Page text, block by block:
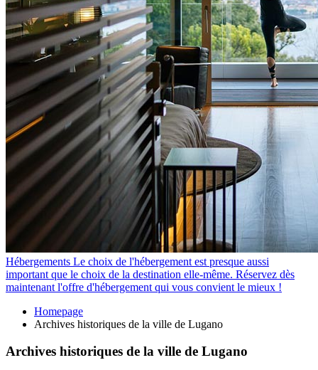
Hébergements Le choix de l'hébergement est presque aussi
important que le choix de la destination elle-même. Réservez dès
maintenant l'offre d'hébergement qui vous convient le mieux !
Homepage
Archives historiques de la ville de Lugano
Archives historiques de la ville de Lugano